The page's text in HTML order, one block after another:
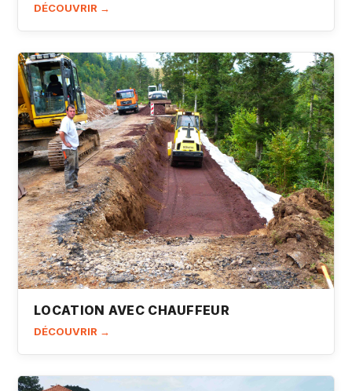
DÉCOUVRIR →
LOCATION AVEC CHAUFFEUR
DÉCOUVRIR →